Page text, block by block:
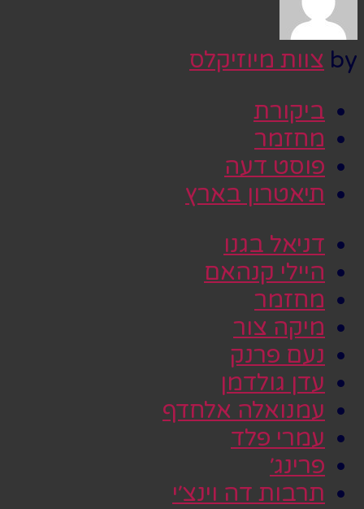
by צוות מיוזיקלס
ביקורת
מחזמר
פוסט דעה
תיאטרון בארץ
דניאל בגנו
היילי קנהאם
מחזמר
מיקה צור
נעם פרנק
עדן גולדמן
עמנואלה אלחדף
עמרי פלד
פרינג׳
תרבות דה וינצ׳י